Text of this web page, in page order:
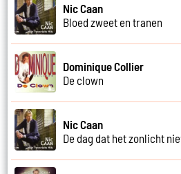
Nic Caan
Bloed zweet en tranen
Dominique Collier
De clown
Nic Caan
De dag dat het zonlicht